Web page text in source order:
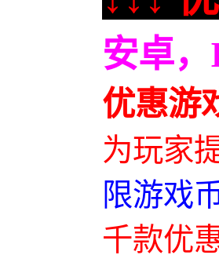
安卓
优惠游
为玩家
限游戏
千款优